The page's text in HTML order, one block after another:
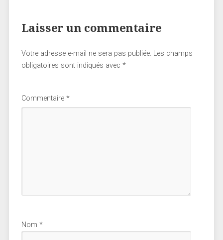
Laisser un commentaire
Votre adresse e-mail ne sera pas publiée. Les champs
obligatoires sont indiqués avec *
Commentaire *
Nom *